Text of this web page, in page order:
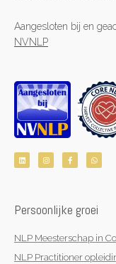
Aangesloten bij en
NVNLP
L
i
n
I
n
s
m
F
a
c
-
W
h
a
p
Persoonlijke groei
NLP Meesterschap in
NLP Practitioner